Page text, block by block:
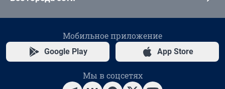
Мобильное приложение
Google Play App Store
Мы в соцсетях